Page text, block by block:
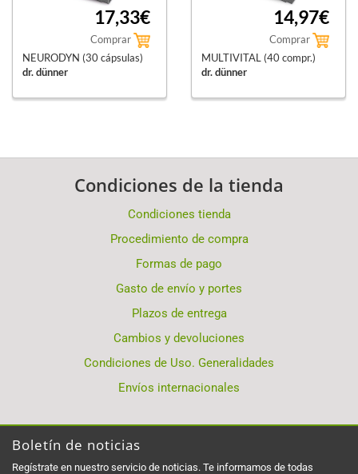
17,33€
Comprar
NEURODYN (30 cápsulas)
dr. dünner
14,97€
Comprar
MULTIVITAL (40 compr.)
dr. dünner
Condiciones de la tienda
Condiciones tienda
Procedimiento de compra
Formas de pago
Gasto de envío y portes
Plazos de entrega
Cambios y devoluciones
Condiciones de Uso. Generalidades
Envíos internacionales
Boletín de noticias
Regístrate en nuestro servicio de noticias. Te informamos de todas